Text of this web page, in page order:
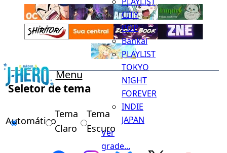
Menu
CITY
POP
Bankai
PLAYLIST
TOKYO
NIGHT
FOREVER
INDIE
JAPAN
Ver
grade...
Seletor de tema
Automático
Tema
Claro
Tema
Escuro